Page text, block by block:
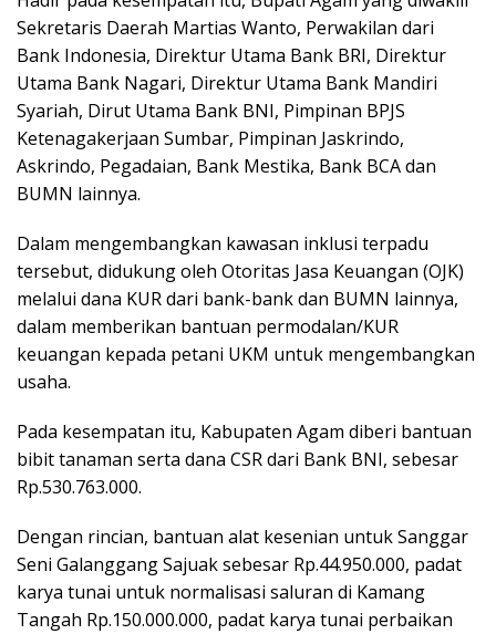
Sekretaris Daerah Martias Wanto, Perwakilan dari
Bank Indonesia, Direktur Utama Bank BRI, Direktur
Utama Bank Nagari, Direktur Utama Bank Mandiri
Syariah, Dirut Utama Bank BNI, Pimpinan BPJS
Ketenagakerjaan Sumbar, Pimpinan Jaskrindo,
Askrindo, Pegadaian, Bank Mestika, Bank BCA dan
BUMN lainnya.
Dalam mengembangkan kawasan inklusi terpadu
tersebut, didukung oleh Otoritas Jasa Keuangan (OJK)
melalui dana KUR dari bank-bank dan BUMN lainnya,
dalam memberikan bantuan permodalan/KUR
keuangan kepada petani UKM untuk mengembangkan
usaha.
Pada kesempatan itu, Kabupaten Agam diberi bantuan
bibit tanaman serta dana CSR dari Bank BNI, sebesar
Rp.530.763.000.
Dengan rincian, bantuan alat kesenian untuk Sanggar
Seni Galanggang Sajuak sebesar Rp.44.950.000, padat
karya tunai untuk normalisasi saluran di Kamang
Tangah Rp.150.000.000, padat karya tunai perbaikan